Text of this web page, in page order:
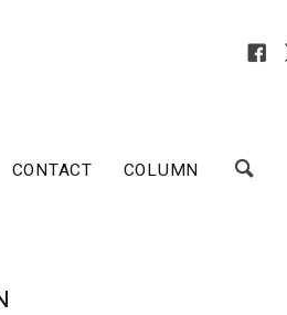
CONTACT COLUMN